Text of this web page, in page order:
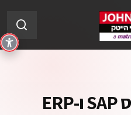
המלצות בוגרי קורס SAP ו-ERP